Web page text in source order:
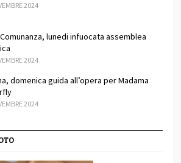
2024
lunedi infuocata assemblea
2024
domenica guida all’opera per Madama
2024